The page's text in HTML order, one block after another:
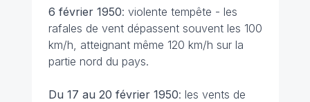
6 février 1950: violente tempête - les
rafales de vent dépassent souvent les 100
km/h, atteignant même 120 km/h sur la
partie nord du pays.
Du 17 au 20 février 1950: les vents de